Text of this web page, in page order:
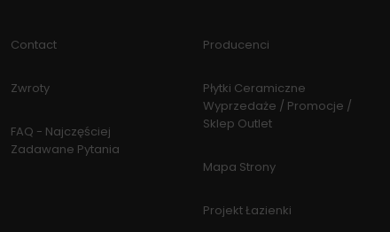
Contact
Zwroty
FAQ - Najczęściej
Zadawane Pytania
Producenci
Płytki Ceramiczne
Wyprzedaże / Promocje /
Sklep Outlet
Mapa Strony
Projekt Łazienki